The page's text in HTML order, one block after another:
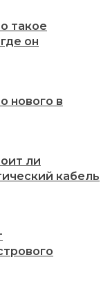
такое
он
нового в
ли
кабель